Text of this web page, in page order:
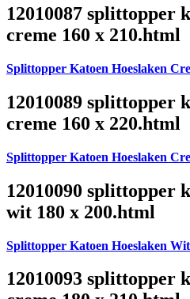
12010087 splittopper
creme 160 x 210.html
Splittopper Katoen Hoeslaken
12010089 splittopper
creme 160 x 220.html
Splittopper Katoen Hoeslaken
12010090 splittopper
wit 180 x 200.html
Splittopper Katoen Hoeslaken
12010093 splittopper